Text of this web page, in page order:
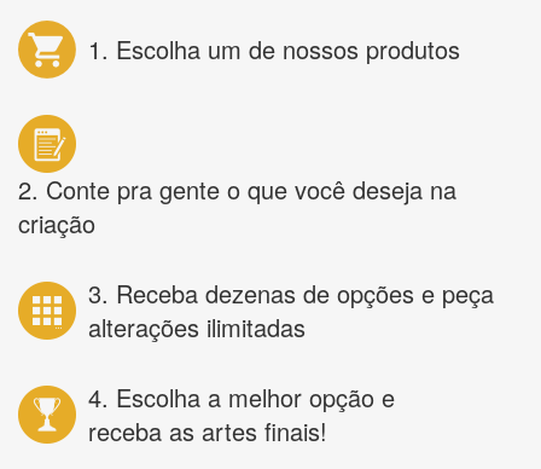
1. Escolha um de nossos produtos
2. Conte pra gente o que você deseja na
criação
3. Receba dezenas de opções e peça
alterações ilimitadas
4. Escolha a melhor opção e
receba as artes finais!